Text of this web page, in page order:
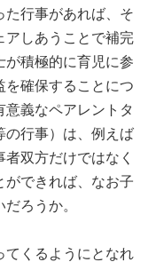
た行事があれば、そ
アしあうことで補完
が積極的に育児に参
を確保することにつ
意義なペアレントタ
の行事）は、例えば
双方だけではなく
ができれば、なお子
ろうか。
てくるようにとなれ